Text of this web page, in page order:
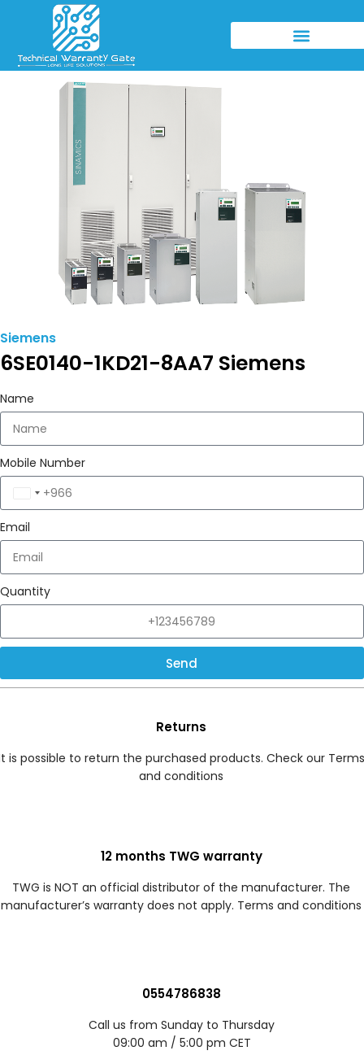
Siemens
6SE0140-1KD21-8AA7 Siemens
Name
Mobile Number
Saudi
+966
Email
Quantity
Send
Returns
is possible to return the purchased products. Check our Terms
and conditions
12 months TWG warranty
TWG is NOT an official distributor of the manufacturer. The
manufacturer’s warranty does not apply. Terms and conditions
0554786838
Call us from Sunday to Thursday
09:00 am / 5:00 pm CET